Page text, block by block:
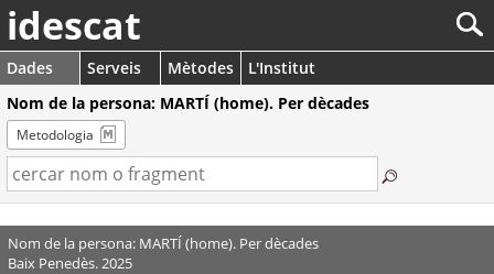
idescat
Dades Serveis Mètodes
L'Institut
Nom de la persona: MARTÍ (home). Per dècades
Metodologia
Nom de la persona: MARTÍ (home). Per dècades
Baix Penedès. 2025